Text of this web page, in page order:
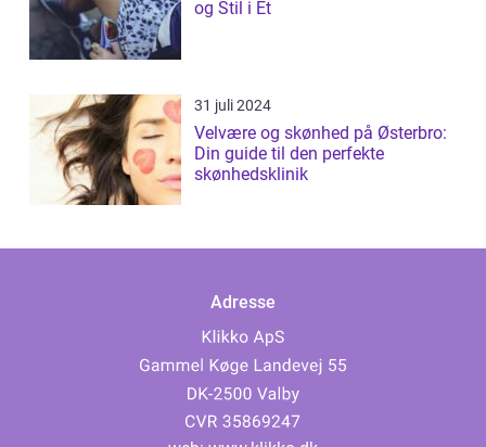
og Stil i Ét
31 juli 2024
Velvære og skønhed på Østerbro:
Din guide til den perfekte
skønhedsklinik
Adresse